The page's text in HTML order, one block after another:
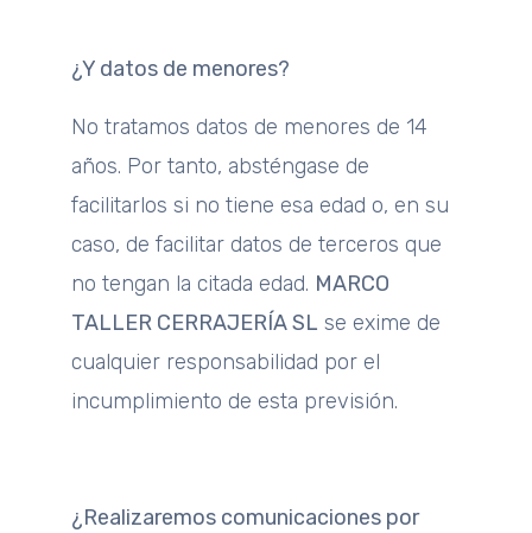
¿Y datos de menores?
No tratamos datos de menores de 14
años. Por tanto, absténgase de
facilitarlos si no tiene esa edad o, en su
caso, de facilitar datos de terceros que
no tengan la citada edad. MARCO
TALLER CERRAJERÍA SL se exime de
cualquier responsabilidad por el
incumplimiento de esta previsión.
¿Realizaremos comunicaciones por